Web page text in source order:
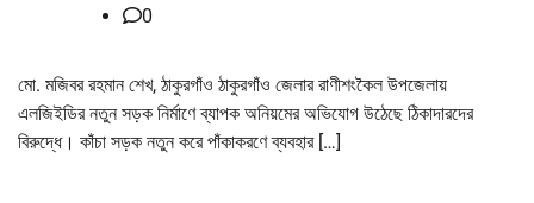
0
মো. মজিবর রহমান শেখ, ঠাকুরগাঁও ঠাকুরগাঁও জেলার রাণীশংকৈল উপজেলায়
এলজিইডির নতুন সড়ক নির্মাণে ব্যাপক অনিয়মের অভিযোগ উঠেছে ঠিকাদারদের
বিরুদ্ধে। কাঁচা সড়ক নতুন করে পাঁকাকরণে ব্যবহার […]